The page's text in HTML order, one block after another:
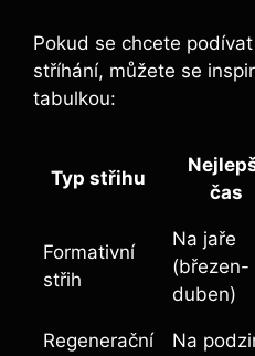
Pokud se chcete
stříhání, můžete se
tabulkou:
Typ střihu
čas
Formativní
střih
Na jaře
(březen-
duben)
Regenerační
Na